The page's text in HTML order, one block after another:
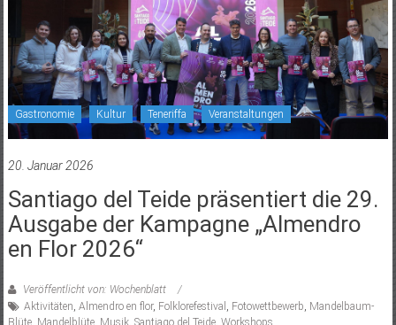
Gastronomie Kultur Teneriffa Veranstaltungen
20. Januar 2026
Santiago del Teide präsentiert die 29.
Ausgabe der Kampagne „Almendro
en Flor 2026“
Veröffentlicht von: Wochenblatt
Aktivitäten Almendro en flor, Folklorefestival Fotowettbewerb Mandelbaum-
Blüte, Mandelblüte, Musik, Santiago del Teide, Workshops